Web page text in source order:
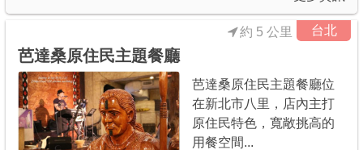
台北
芭達桑原住民主題餐廳
約 5 公里
芭達桑原住民主題餐廳位
在新北市八里，店內主打
原住民特色，寬敞挑高的
用餐空間...